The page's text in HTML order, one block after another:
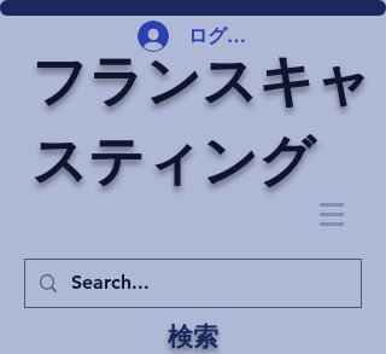
ログイン
フランスキャ
スティング
検索